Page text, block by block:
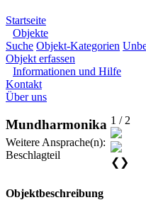
Startseite
Objekte
Suche Objekt-Kategorien
Objekt erfassen
Informationen und Hilfe
Kontakt
Über uns
Mundharmonika
Weitere Ansprache(n):
Beschlagteil
Objektbeschreibung
1 / 2
❮ ❯